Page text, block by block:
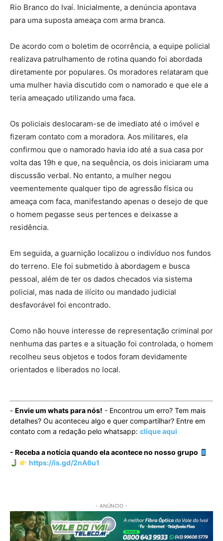
Rio Branco do Ivaí. Inicialmente, a denúncia apontava
para uma suposta ameaça com arma branca.
De acordo com o boletim de ocorrência, a equipe policial
realizava patrulhamento de rotina quando foi abordada
diretamente por populares. Os moradores relataram que
uma mulher havia discutido com o namorado e que ele a
teria ameaçado utilizando uma faca.
Os policiais deslocaram-se de imediato até o imóvel e
fizeram contato com a moradora. Aos militares, ela
confirmou que o namorado havia ido até a sua casa por
volta das 19h e que, na sequência, os dois iniciaram uma
discussão verbal. No entanto, a mulher negou
veementemente qualquer tipo de agressão física ou
ameaça com faca, manifestando apenas o desejo de que
o homem pegasse seus pertences e deixasse a
residência.
Em seguida, a guarnição localizou o indivíduo nos fundos
do terreno. Ele foi submetido à abordagem e busca
pessoal, além de ter os dados checados via sistema
policial, mas nada de ilícito ou mandado judicial
desfavorável foi encontrado.
Como não houve interesse de representação criminal por
nenhuma das partes e a situação foi controlada, o homem
recolheu seus objetos e todos foram devidamente
orientados e liberados no local.
- Envie um whats para nós! - Encontrou um erro? Tem mais
detalhes? Ou aconteceu algo e quer compartilhar? Entre em
contato com a redação pelo whatsapp: clique aqui
- Receba a notícia quando ela acontece no nosso grupo
https://is.gd/2nA6u1
- ANÚNCIO -